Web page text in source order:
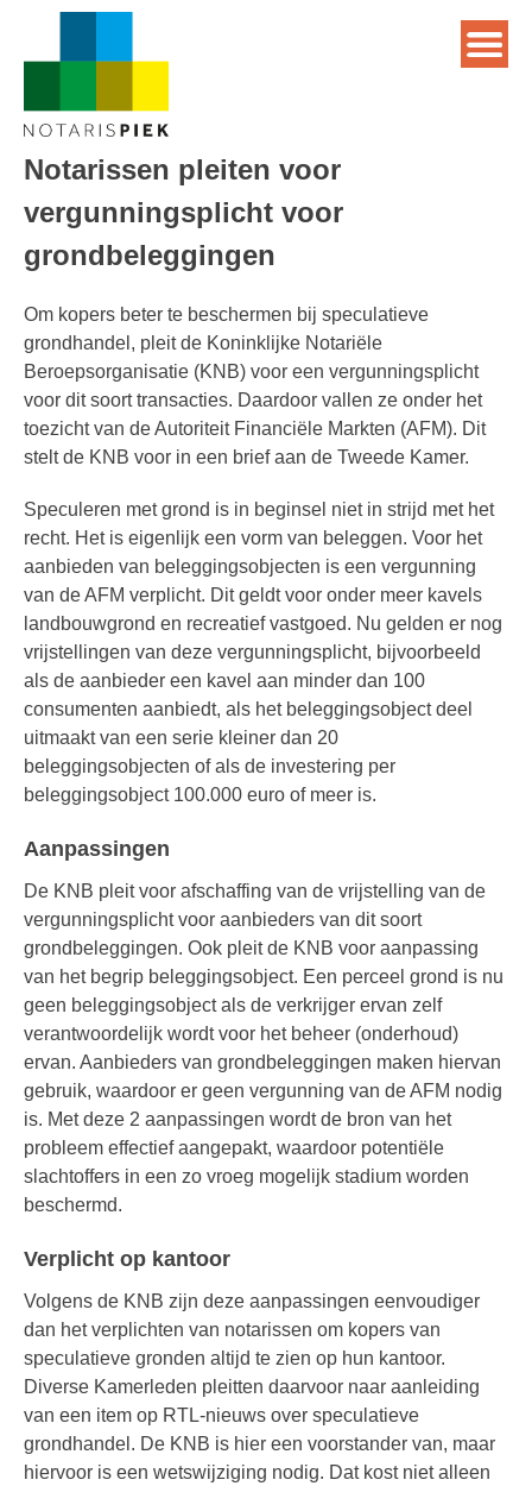
Notarissen pleiten voor
vergunningsplicht voor
grondbeleggingen
Om kopers beter te beschermen bij speculatieve
grondhandel, pleit de Koninklijke Notariële
Beroepsorganisatie (KNB) voor een vergunningsplicht
voor dit soort transacties. Daardoor vallen ze onder het
toezicht van de Autoriteit Financiële Markten (AFM). Dit
stelt de KNB voor in een brief aan de Tweede Kamer.
Speculeren met grond is in beginsel niet in strijd met het
recht. Het is eigenlijk een vorm van beleggen. Voor het
aanbieden van beleggingsobjecten is een vergunning
van de AFM verplicht. Dit geldt voor onder meer kavels
landbouwgrond en recreatief vastgoed. Nu gelden er nog
vrijstellingen van deze vergunningsplicht, bijvoorbeeld
als de aanbieder een kavel aan minder dan 100
consumenten aanbiedt, als het beleggingsobject deel
uitmaakt van een serie kleiner dan 20
beleggingsobjecten of als de investering per
beleggingsobject 100.000 euro of meer is.
Aanpassingen
De KNB pleit voor afschaffing van de vrijstelling van de
vergunningsplicht voor aanbieders van dit soort
grondbeleggingen. Ook pleit de KNB voor aanpassing
van het begrip beleggingsobject. Een perceel grond is nu
geen beleggingsobject als de verkrijger ervan zelf
verantwoordelijk wordt voor het beheer (onderhoud)
ervan. Aanbieders van grondbeleggingen maken hiervan
gebruik, waardoor er geen vergunning van de AFM nodig
is. Met deze 2 aanpassingen wordt de bron van het
probleem effectief aangepakt, waardoor potentiële
slachtoffers in een zo vroeg mogelijk stadium worden
beschermd.
Verplicht op kantoor
Volgens de KNB zijn deze aanpassingen eenvoudiger
dan het verplichten van notarissen om kopers van
speculatieve gronden altijd te zien op hun kantoor.
Diverse Kamerleden pleitten daarvoor naar aanleiding
van een item op RTL-nieuws over speculatieve
grondhandel. De KNB is hier een voorstander van, maar
hiervoor is een wetswijziging nodig. Dat kost niet alleen